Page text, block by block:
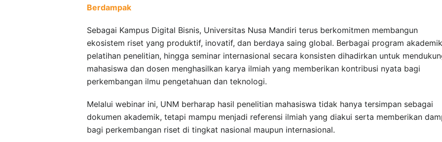
Berdampak
Sebagai Kampus Digital Bisnis, Universitas Nusa Mandiri terus berkomitmen membangun
ekosistem riset yang produktif, inovatif, dan berdaya saing global. Berbagai program
pelatihan penelitian, hingga seminar internasional secara konsisten dihadirkan untuk
mahasiswa dan dosen menghasilkan karya ilmiah yang memberikan kontribusi nyata bagi
perkembangan ilmu pengetahuan dan teknologi.
Melalui webinar ini, UNM berharap hasil penelitian mahasiswa tidak hanya tersimpan sebagai
dokumen akademik, tetapi mampu menjadi referensi ilmiah yang diakui serta memberikan
bagi perkembangan riset di tingkat nasional maupun internasional.